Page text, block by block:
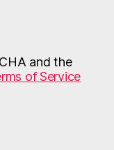
and the
of Service